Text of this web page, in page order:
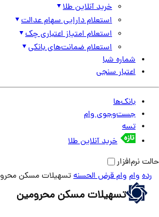
خرید آنلاین طلا
استعلام دارایی سهام عدالت
استعلام امتیاز اعتباری چک
استعلام ضمانت‌های بانکی
شماره شبا
اعتبار سنجی
بانک‌ها
جست‌وجوی وام
تسه
خرید آنلاین طلا
وام وام قرض الحسنهتسهیلات مسکن محرومین
تسهیلات مسکن محرومین